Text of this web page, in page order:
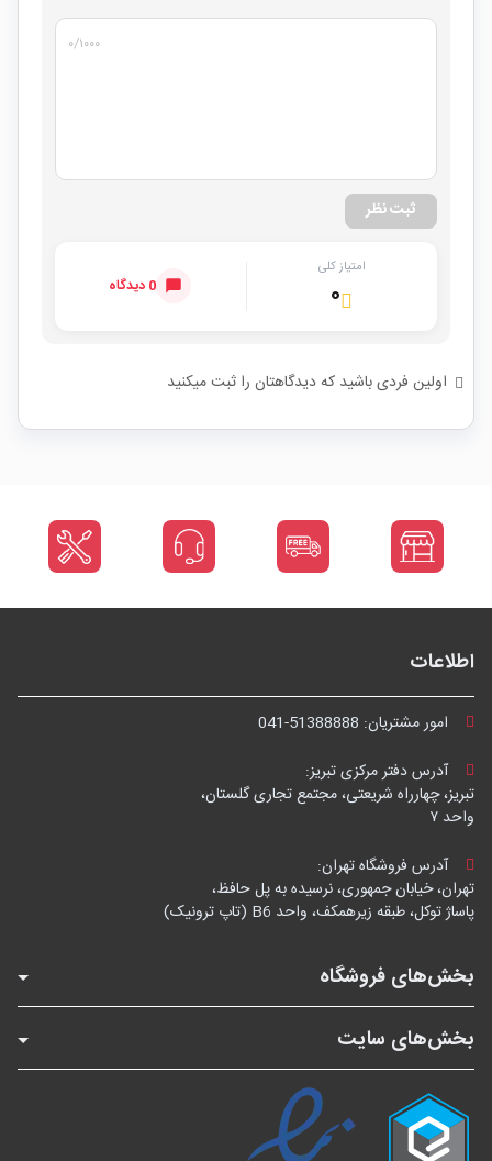
۰/۱۰۰۰
ثبت نظر
امتیاز کلی
۰ 0 دیدگاه
اولین فردی باشید که دیدگاهتان را ثبت میکنید
اطلاعات
امور مشتریان: 041-51388888
آدرس دفتر مرکزی تبریز:
تبریز، چهارراه شریعتی، مجتمع تجاری گلستان،
واحد ۷
آدرس فروشگاه تهران:
تهران، خیابان جمهوری، نرسیده به پل حافظ،
پاساژ توکل، طبقه زیرهمکف، واحد B6 (تاپ ترونیک)
بخش‌های فروشگاه
بخش‌های سایت